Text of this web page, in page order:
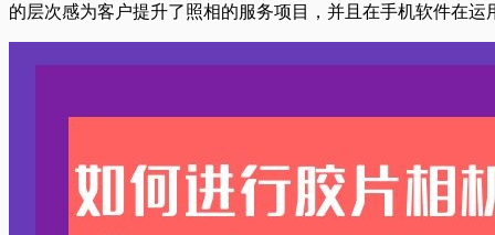
的层次感为客户提升了照相的服务项目，并且在手机软件在